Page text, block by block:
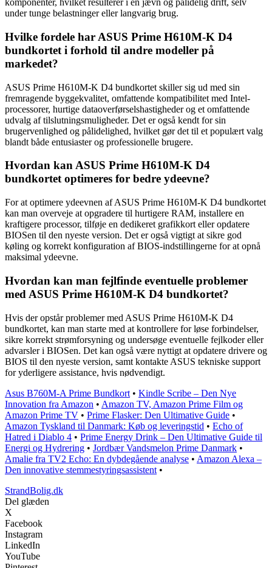
komponenter, hvilket resulterer i en jævn og pålidelig drift, selv
under tunge belastninger eller langvarig brug.
Hvilke fordele har ASUS Prime H610M-K D4
bundkortet i forhold til andre modeller på
markedet?
ASUS Prime H610M-K D4 bundkortet skiller sig ud med sin
fremragende byggekvalitet, omfattende kompatibilitet med Intel-
processorer, hurtige dataoverførselshastigheder og et omfattende
udvalg af tilslutningsmuligheder. Det er også kendt for sin
brugervenlighed og pålidelighed, hvilket gør det til et populært valg
blandt både entusiaster og professionelle brugere.
Hvordan kan ASUS Prime H610M-K D4
bundkortet optimeres for bedre ydeevne?
For at optimere ydeevnen af ASUS Prime H610M-K D4 bundkortet
kan man overveje at opgradere til hurtigere RAM, installere en
kraftigere processor, tilføje en dedikeret grafikkort eller opdatere
BIOSen til den nyeste version. Det er også vigtigt at sikre god
køling og korrekt konfiguration af BIOS-indstillingerne for at opnå
maksimal ydeevne.
Hvordan kan man fejlfinde eventuelle problemer
med ASUS Prime H610M-K D4 bundkortet?
Hvis der opstår problemer med ASUS Prime H610M-K D4
bundkortet, kan man starte med at kontrollere for løse forbindelser,
sikre korrekt strømforsyning og undersøge eventuelle fejlkoder eller
advarsler i BIOSen. Det kan også være nyttigt at opdatere drivere og
BIOS til den nyeste version, samt kontakte ASUS tekniske support
for yderligere assistance, hvis nødvendigt.
Asus B760M-A Prime Bundkort • Kindle Scribe – Den Nye
Innovation fra Amazon • Amazon TV, Amazon Prime Film og
Amazon Prime TV • Prime Flasker: Den Ultimative Guide •
Amazon Tyskland til Danmark: Køb og leveringstid • Echo of
Hatred i Diablo 4 • Prime Energy Drink – Den Ultimative Guide til
Energi og Hydrering • Jordbær Vandsmelon Prime Danmark •
Amalie fra TV2 Echo: En dybdegående analyse • Amazon Alexa –
Den innovative stemmestyringsassistent •
StrandBolig.dk
Del glæden
X
Facebook
Instagram
LinkedIn
YouTube